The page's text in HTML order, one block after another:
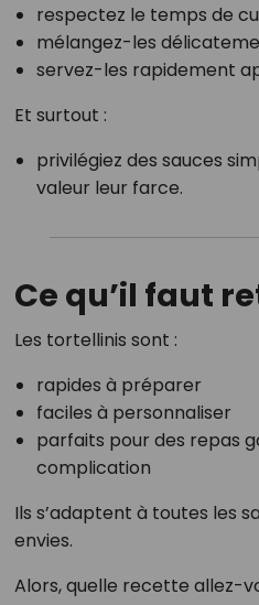
respectez le temps de
mélangez-les
servez-les rapidement
Et surtout :
privilégiez des sauces
valeur leur farce.
Ce qu’il faut
Les tortellinis sont :
rapides à préparer
faciles à personnaliser
parfaits pour des repas
complication
Ils s’adaptent à toutes les
envies.
Alors, quelle recette allez-